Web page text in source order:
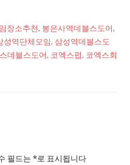
장소추천, 봉은사역데블스도어,
성역단체모임,삼성역데블스도
데블스도어, 코엑스펍, 코엑스회
필드는 *로 표시됩니다